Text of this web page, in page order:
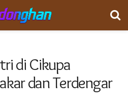
di Cikupa
dan Terdengar